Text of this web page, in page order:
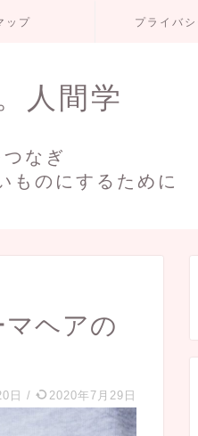
ップ プライバ
人間学
つなぎ
ものにするために
ヘアの
日 / 2020年7月29日